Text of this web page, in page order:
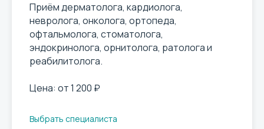
Приём дерматолога, кардиолога,
невролога, онколога, ортопеда,
офтальмолога, стоматолога,
эндокринолога, орнитолога, ратолога и
реабилитолога.
Цена: от 1 200 ₽
Выбрать специалиста